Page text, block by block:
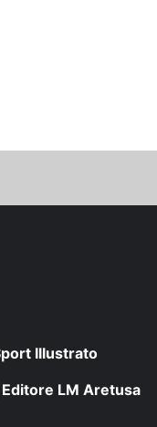
Illustrato
LM Aretusa